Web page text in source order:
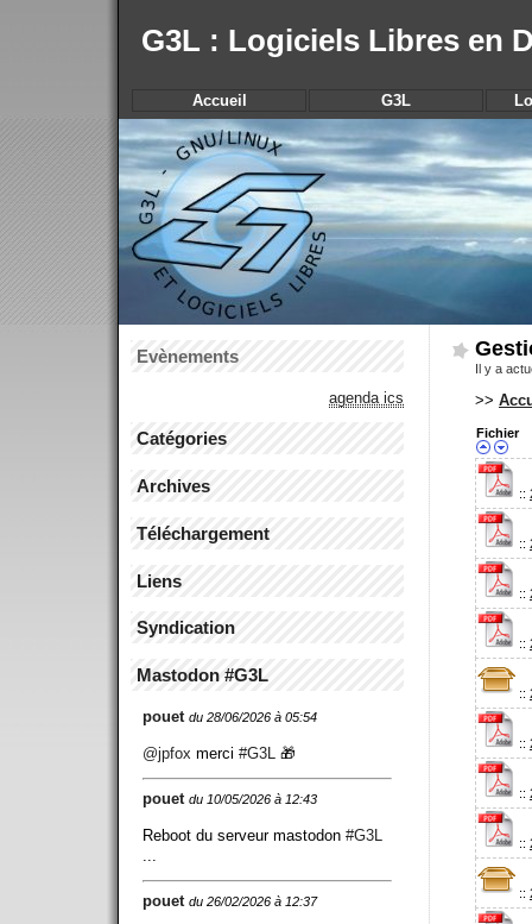
G3L : Logiciels Libres en
Il y a
>>
Fichier
::
::
::
::
::
::
::
::
::
Accueil G3L
Evènements
agenda ics
Catégories
Archives
Téléchargement
Liens
Syndication
Mastodon #G3L
pouet du 28/06/2026 à 05:54
@jpfox merci #G3L 🎁
pouet du 10/05/2026 à 12:43
Reboot du serveur mastodon #G3L
pouet du 26/02/2026 à 12:37